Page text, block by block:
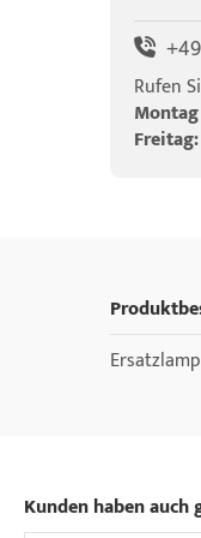
Rufen
Freitag:
Kunden haben auch